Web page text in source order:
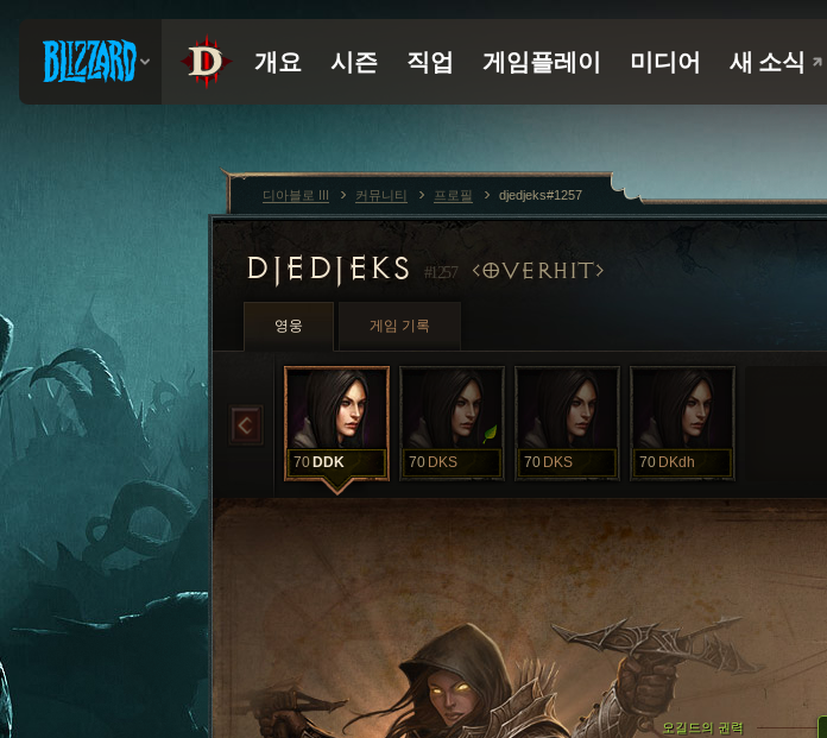
DJEDJEKS #1257 OVERHIT
영웅 게임 기록
70 DDK 70 DKS 70 DKS 70 DKdh
오길드의 권력
디아블로 III 커뮤니티 프로필 djedjeks#1257